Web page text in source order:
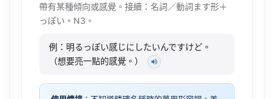
帶有某種傾向或感覺。接續：名詞／動詞ます形＋
っぽい。N3。
例：明るっぽい感じにしたいんですけど。
（想要亮一點的感覺。）